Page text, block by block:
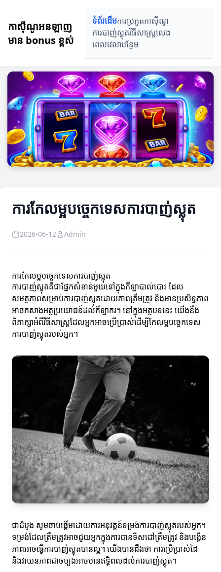
កាស៊ីណូអនឡាញ
មាន bonus ខ្ពស់
ទំព័រដើមការប្រកួតកាស៊ីណូ
ការបាញ់ស្លុតវិធីសាស្ត្រលេង
ពេលវេលាបន្ថែម
ការកែលម្អបច្ចេកទេសការបាញ់ស្លុត
2026-06-12 Admin
ការកែលម្អបច្ចេកទេសការបាញ់ស្លុត
ការបាញ់ស្លុតគឺជាផ្នែកសំខាន់មួយនៅក្នុងកីឡាបាល់បោះ ដែល
សមត្ថភាពសម្រាប់ការបាញ់ស្លុតដោយភាពត្រឹមត្រូវ និងមានប្រសិទ្ធភាព
អាចកសាងអត្ថប្រយោជន៍ដល់កីឡាករ។ នៅក្នុងអត្ថបទនេះ យើងនឹង
ពិភាក្សាអំពីវិធីសាស្ត្រដែលអ្នកអាចប្រើប្រាស់ដើម្បីកែលម្អបច្ចេកទេស
ការបាញ់ស្លុតរបស់អ្នក។
ជាដំបូង សូមចាប់ផ្តើមដោយការអនុវត្តន៍ទម្រង់ការបាញ់ស្លុតរបស់អ្នក។
ទម្រង់ដែលត្រឹមត្រូវអាចជួយអ្នកក្នុងការបានទិសដៅត្រឹមត្រូវ និងបង្កើន
ភាពអាចធ្វើការបាញ់ស្លុតបានល្អ។ យើងបានដឹងថា ការប្រើប្រាស់ដៃ
និងវាយនភាពជាចម្បងអាចមានឥទ្ធិពលដល់ការបាញ់ស្លុត។